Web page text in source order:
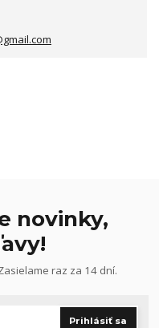
novinky,
raz za 14 dní.
Prihlásiť sa